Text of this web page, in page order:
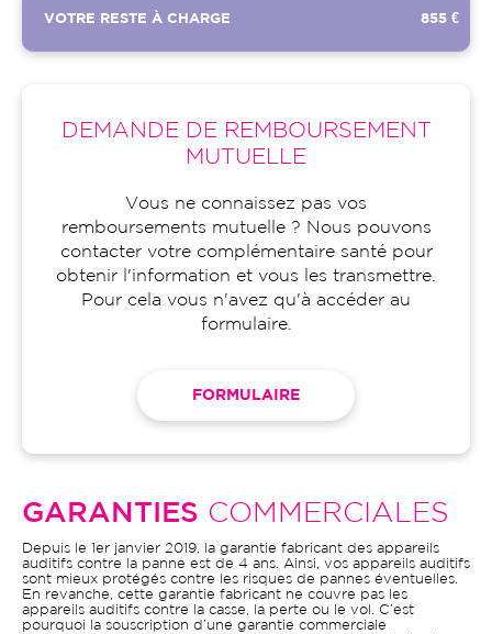
VOTRE RESTE À CHARGE 855 €
DEMANDE DE REMBOURSEMENT
MUTUELLE
Vous ne connaissez pas vos
remboursements mutuelle ? Nous pouvons
contacter votre complémentaire santé pour
obtenir l'information et vous les transmettre.
Pour cela vous n'avez qu'à accéder au
formulaire.
FORMULAIRE
GARANTIES COMMERCIALES
Depuis le 1er janvier 2019, la garantie fabricant des appareils
auditifs contre la panne est de 4 ans. Ainsi, vos appareils auditifs
sont mieux protégés contre les risques de pannes éventuelles.
En revanche, cette garantie fabricant ne couvre pas les
appareils auditifs contre la casse, la perte ou le vol. C’est
pourquoi la souscription d’une garantie commerciale